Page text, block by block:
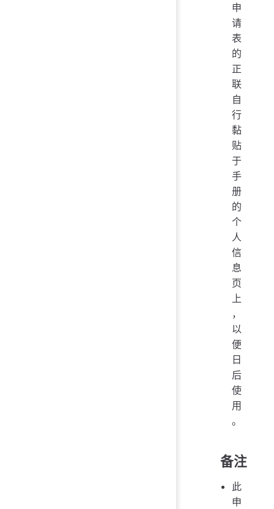
申
请
表
的
正
联
自
行
黏
贴
于
手
册
的
个
人
信
息
页
上
，
以
便
日
后
使
用
。
备注
此
申